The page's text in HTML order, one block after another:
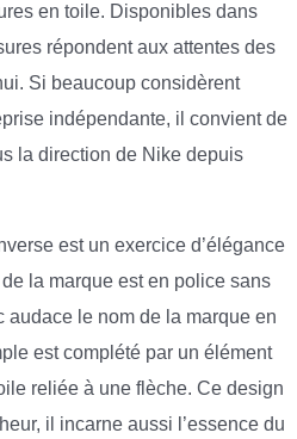
en toile. Disponibles dans
répondent aux attentes des
Si beaucoup considèrent
indépendante, il convient de
la direction de Nike depuis
est un exercice d’élégance
la marque est en police sans
audace le nom de la marque en
est complété par un élément
reliée à une flèche. Ce design
il incarne aussi l’essence du